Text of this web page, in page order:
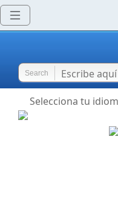
Search
Selecciona tu